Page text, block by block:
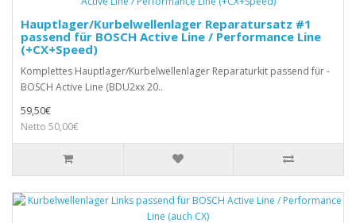
Hauptlager/Kurbelwellenlager Reparatursatz #1
passend für BOSCH Active Line / Performance Line
(+CX+Speed)
Komplettes Hauptlager/Kurbelwellenlager Reparaturkit passend für -
BOSCH Active Line (BDU2xx 20..
59,50€
Netto 50,00€